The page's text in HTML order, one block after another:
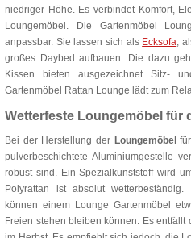
niedriger Höhe. Es verbindet Komfort,
Loungemöbel. Die Gartenmöbel
anpassbar. Sie lassen sich als Ecksofa,
großes Daybed aufbauen. Die dazu
Kissen bieten ausgezeichnet Sitz-
Gartenmöbel Rattan Lounge lädt zum
Wetterfeste Loungemöbel für
Bei der Herstellung der Loungemöbelfür
pulverbeschichtete Aluminiumgestelle
robust sind. Ein Spezialkunststoff wird
Polyrattan ist absolut
können einem Lounge Gartenmöbel
Freien stehen bleiben können. Es entfällt